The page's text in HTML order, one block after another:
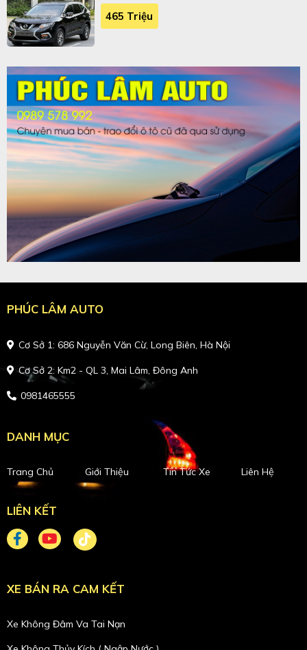
465 Triệu
PHÚC LÂM AUTO
Cơ Sở 1: 686 Nguyễn Văn Cừ, Long Biên, Hà Nội
Cơ Sở 2: Km2 - QL 3, Mai Lâm, Đông Anh
0981465555
DANH MỤC
Trang Chủ Giới Thiệu Tin Tức Xe Liên Hệ
LIÊN KẾT
XE BÁN RA CAM KẾT
Xe Không Đâm Va Tai Nạn